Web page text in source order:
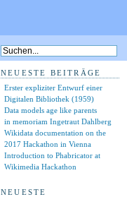
NEUESTE BEITRÄGE
Erster expliziter Entwurf einer
Digitalen Bibliothek (1959)
Data models age like parents
in memoriam Ingetraut Dahlberg
Wikidata documentation on the
2017 Hackathon in Vienna
Introduction to Phabricator at
Wikimedia Hackathon
NEUESTE